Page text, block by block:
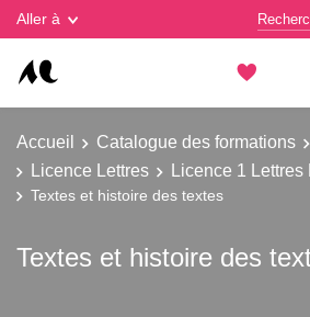
Aller à
Accueil Catalogue des formations
Licence Lettres
Licence 1 Lettres
Textes et histoire des textes
Textes et histoire des
Gestion des cookies